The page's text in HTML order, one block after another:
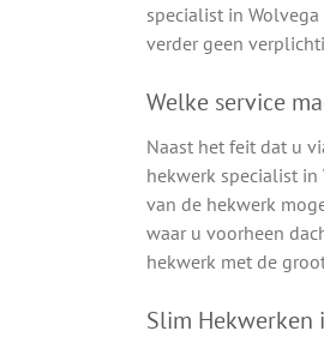
specialist in
verder geen
Welke service
Naast het feit dat u
hekwerk specialist
van de hekwerk
waar u voorheen
hekwerk met de
Slim Hekwerken